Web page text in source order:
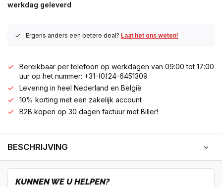
werkdag geleverd
Ergens anders een betere deal? Laat het ons weten!
Bereikbaar per telefoon op werkdagen van 09:00 tot 17:00
uur op het nummer: +31-(0)24-6451309
Levering in heel Nederland en België
10% korting met een zakelijk account
B2B kopen op 30 dagen factuur met Biller!
BESCHRIJVING
KUNNEN WE U HELPEN?